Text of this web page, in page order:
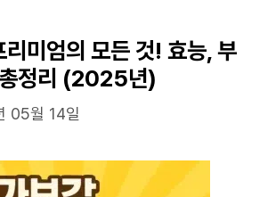
리미엄의 모든 것! 효능, 부
정리 (2025년)
05월 14일